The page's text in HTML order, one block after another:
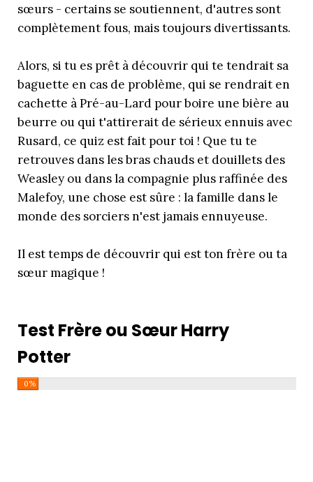
sœurs - certains se soutiennent, d'autres sont
complètement fous, mais toujours divertissants.
Alors, si tu es prêt à découvrir qui te tendrait sa
baguette en cas de problème, qui se rendrait en
cachette à Pré-au-Lard pour boire une bière au
beurre ou qui t'attirerait de sérieux ennuis avec
Rusard, ce quiz est fait pour toi ! Que tu te
retrouves dans les bras chauds et douillets des
Weasley ou dans la compagnie plus raffinée des
Malefoy, une chose est sûre : la famille dans le
monde des sorciers n'est jamais ennuyeuse.
Il est temps de découvrir qui est ton frère ou ta
sœur magique !
Test Frère ou Sœur Harry
Potter
0%